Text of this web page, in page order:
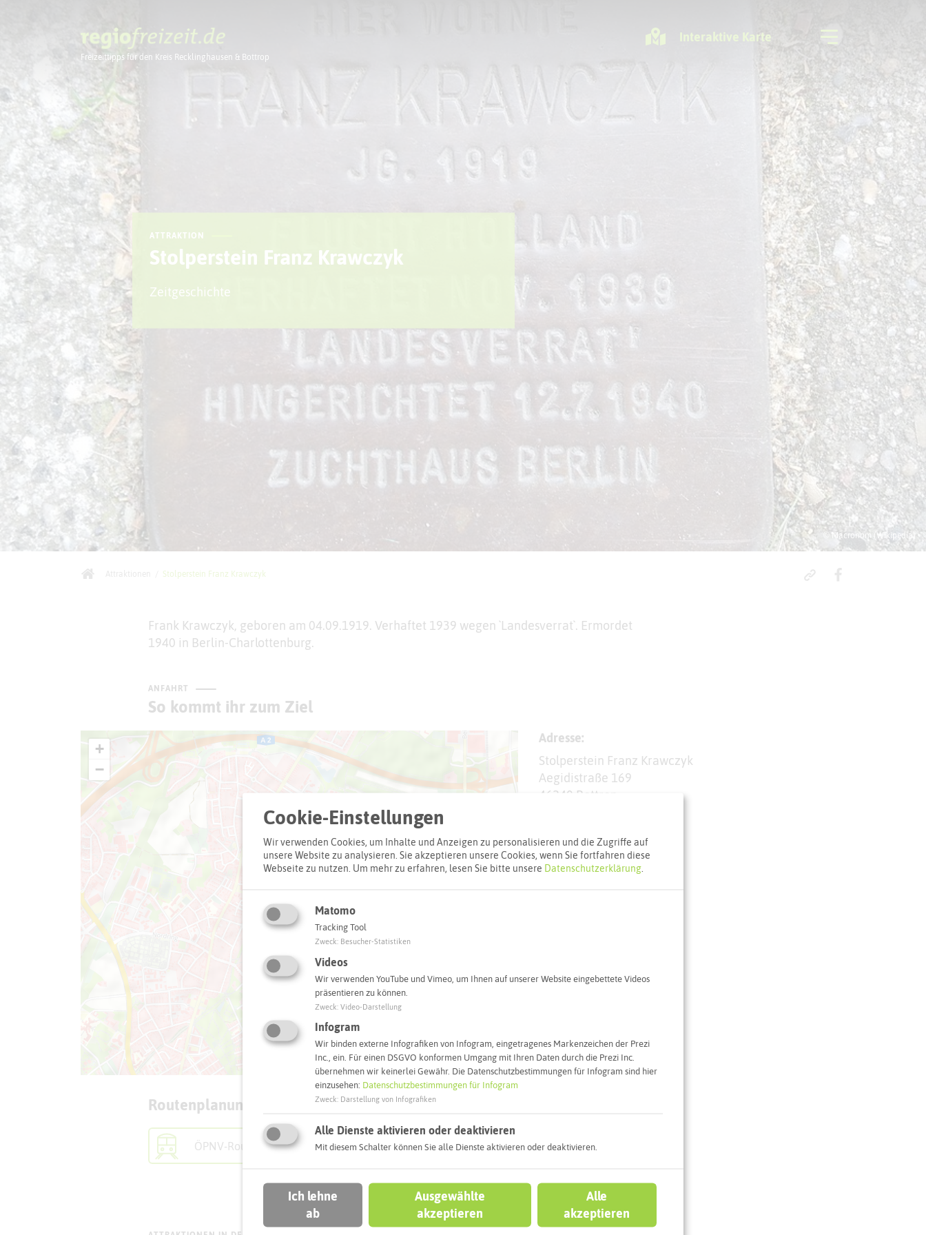
Freizeittipps für den Kreis Recklinghausen & Bottrop
Interaktive Karte
Ausflugstipps Sport + Bewegung Aktuelles Freizeitregion
© Macronom (Wikipedia)
ATTRAKTION
Stolperstein Franz Krawczyk
Zeitgeschichte
Stolperstein Franz Krawczyk
Frank Krawczyk, geboren am 04.09.1919. Verhaftet 1939 wegen `Landesverrat`. Ermordet
1940 in Berlin-Charlottenburg.
ANFAHRT
So kommt ihr zum Ziel
+
−
Leaflet|© OpenStreetMapcontributors |weitere Lizenzen
Adresse:
Stolperstein Franz Krawczyk
Aegidistraße 169
46240 Bottrop
Interaktive Karte
Routenplanung zum Ziel:
ÖPNV-Route finden Autoroute finden
Cookie-Einstellungen
Wir verwenden Cookies, um Inhalte und Anzeigen zu personalisieren und die Zugriffe auf
unsere Website zu analysieren. Sie akzeptieren unsere Cookies, wenn Sie fortfahren diese
Webseite zu nutzen. Um mehr zu erfahren, lesen Sie bitte unsere Datenschutzerklärung.
Matomo
Tracking Tool
Zweck: Besucher-Statistiken
Videos
Wir verwenden YouTube und Vimeo, um Ihnen auf unserer Website eingebettete Videos
präsentieren zu können.
Zweck: Video-Darstellung
Infogram
Wir binden externe Infografiken von Infogram, eingetragenes Markenzeichen der Prezi
Inc., ein. Für einen DSGVO konformen Umgang mit Ihren Daten durch die Prezi Inc.
übernehmen wir keinerlei Gewähr. Die Datenschutzbestimmungen für Infogram sind hier
einzusehen: Datenschutzbestimmungen für Infogram
Zweck: Darstellung von Infografiken
Alle Dienste aktivieren oder deaktivieren
Mit diesem Schalter können Sie alle Dienste aktivieren oder deaktivieren.
Ich lehne
ab
Ausgewählte
akzeptieren
Alle
akzeptieren